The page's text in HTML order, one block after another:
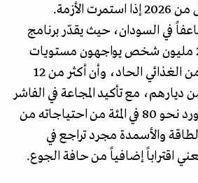
المئة خلال النصف الأول من 2026 إذا استمرت الأزمة.
في السودان، حيث يقدّر برنامج
الأغذية العالمي أن 21.2 مليون شخص يواجهون مستويات
مرتفعة من انعدام الأمن الغذائي الحاد، وأن أكثر من 12
مع تأكيد المجاعة في الفاشر
وكادقلي. وفي بلد يستورد نحو 80 في المئة من احتياجاته من
والأسمدة مجرد تراجع في
اقتراباً إضافياً من حافة الجوع.